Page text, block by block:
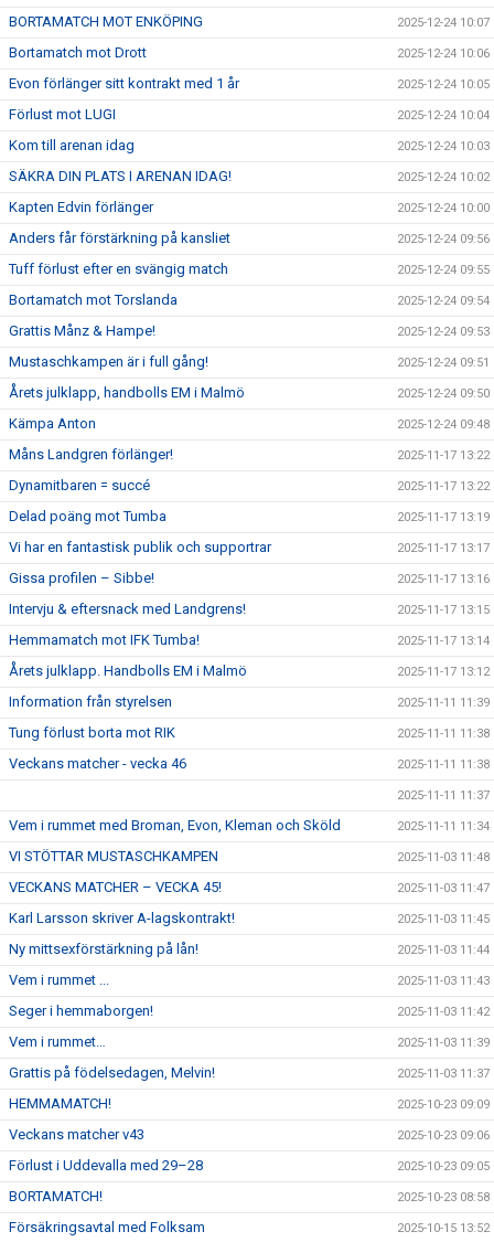
BORTAMATCH MOT ENKÖPING 2025-12-24 10:07
Bortamatch mot Drott 2025-12-24 10:06
Evon förlänger sitt kontrakt med 1 år 2025-12-24 10:05
Förlust mot LUGI 2025-12-24 10:04
Kom till arenan idag 2025-12-24 10:03
SÄKRA DIN PLATS I ARENAN IDAG! 2025-12-24 10:02
Kapten Edvin förlänger 2025-12-24 10:00
Anders får förstärkning på kansliet 2025-12-24 09:56
Tuff förlust efter en svängig match 2025-12-24 09:55
Bortamatch mot Torslanda 2025-12-24 09:54
Grattis Månz & Hampe! 2025-12-24 09:53
Mustaschkampen är i full gång! 2025-12-24 09:51
Årets julklapp, handbolls EM i Malmö 2025-12-24 09:50
Kämpa Anton 2025-12-24 09:48
Måns Landgren förlänger! 2025-11-17 13:22
Dynamitbaren = succé 2025-11-17 13:22
Delad poäng mot Tumba 2025-11-17 13:19
Vi har en fantastisk publik och supportrar 2025-11-17 13:17
Gissa profilen – Sibbe! 2025-11-17 13:16
Intervju & eftersnack med Landgrens! 2025-11-17 13:15
Hemmamatch mot IFK Tumba! 2025-11-17 13:14
Årets julklapp. Handbolls EM i Malmö 2025-11-17 13:12
Information från styrelsen 2025-11-11 11:39
Tung förlust borta mot RIK 2025-11-11 11:38
Veckans matcher - vecka 46 2025-11-11 11:38
2025-11-11 11:37
Vem i rummet med Broman, Evon, Kleman och Sköld 2025-11-11 11:34
VI STÖTTAR MUSTASCHKAMPEN 2025-11-03 11:48
VECKANS MATCHER – VECKA 45! 2025-11-03 11:47
Karl Larsson skriver A-lagskontrakt! 2025-11-03 11:45
Ny mittsexförstärkning på lån! 2025-11-03 11:44
Vem i rummet ... 2025-11-03 11:43
Seger i hemmaborgen! 2025-11-03 11:42
Vem i rummet… 2025-11-03 11:39
Grattis på födelsedagen, Melvin! 2025-11-03 11:37
HEMMAMATCH! 2025-10-23 09:09
Veckans matcher v43 2025-10-23 09:06
Förlust i Uddevalla med 29–28 2025-10-23 09:05
BORTAMATCH! 2025-10-23 08:58
Försäkringsavtal med Folksam 2025-10-15 13:52